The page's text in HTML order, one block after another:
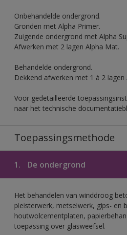
Onbehandelde ondergrond.
Gronden met Alpha Primer.
Zuigende ondergrond met Alpha
Afwerken met 2 lagen Alpha Mat.
Behandelde ondergrond.
Dekkend afwerken met 1 à 2 lagen
Voor gedetailleerde
naar het technische
Toepassingsmethode
1. De ondergrond
Het behandelen van winddroog
pleisterwerk, metselwerk, gips- en
houtwolcementplaten,
toepassing over glasweefsel.